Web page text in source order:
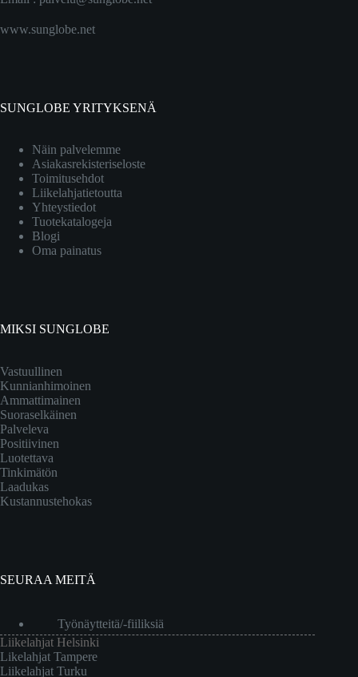
www.sunglobe.net
SUNGLOBE YRITYKSENÄ
Näin palvelemme
Asiakasrekisteriseloste
Toimitusehdot
Liikelahjatietoutta
Yhteystiedot
Tuotekatalogeja
Blogi
Oma painatus
MIKSI SUNGLOBE
Vastuullinen
Kunnianhimoinen
Ammattimainen
Suoraselkäinen
Palveleva
Positiivinen
Luotettava
Tinkimätön
Laadukas
Kustannustehokas
SEURAA MEITÄ
Työnäytteitä/-fiiliksiä
Liikelahjat Helsinki
Likelahjat Tampere
Liikelahjat Turku